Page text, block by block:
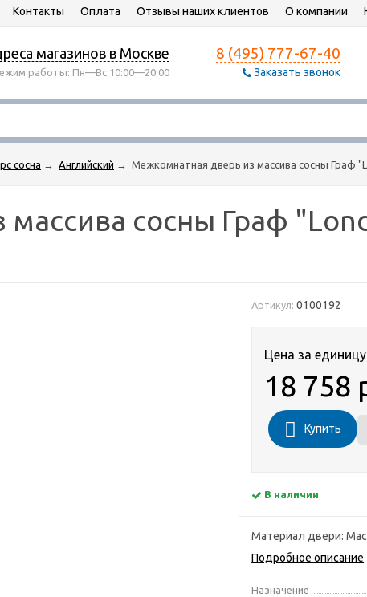
Контакты Оплата Отзывы наших клиентов О компании
магазинов в Москве
работы: Пн—Вс 10:00—20:00
8 (495) 777-67-40
Заказать звонок
сосна → Английский → Межкомнатная дверь из массива сосны Граф
сосны Граф
Артикул: 0100192
Цена за
18 758
Купить
В наличии
Материал двери:
Подробное описание
Назначение